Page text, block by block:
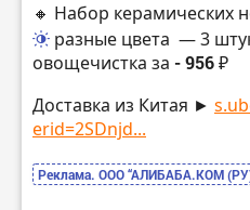
🔸 Набор керамических
разные цвета — 3
овощечистка за - 956 ₽
Доставка из Китая ►
erid=2SDnjd...
Реклама. ООО “АЛИБАБА.КОМ